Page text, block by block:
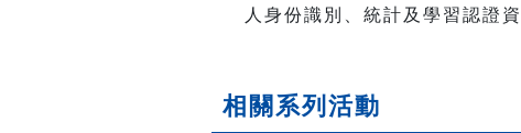
人身份識別、統計及學習認證
相關系列活動